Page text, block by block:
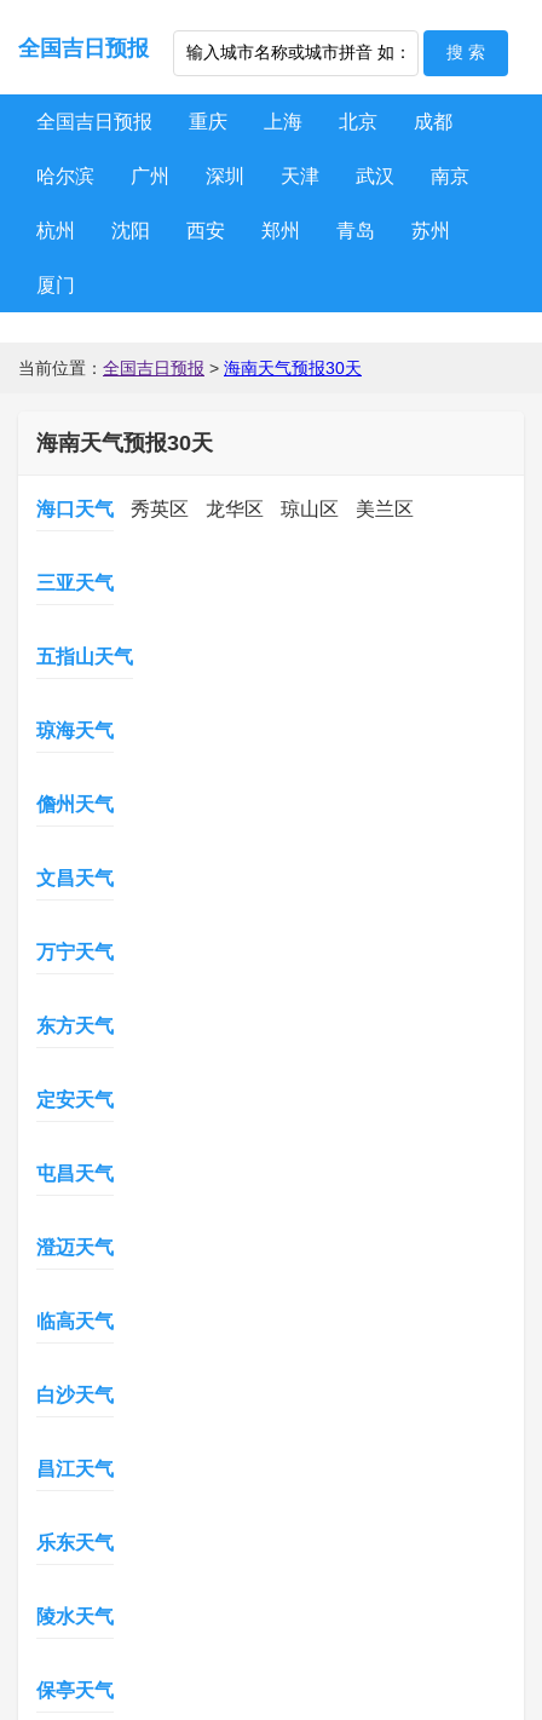
全国吉日预报
全国吉日预报 重庆 上海 北京 成都
哈尔滨 广州 深圳 天津 武汉 南京
杭州 沈阳 西安 郑州 青岛 苏州
厦门
当前位置： 全国吉日预报 > 海南天气预报30天
海南天气预报30天
海口天气 秀英区 龙华区 琼山区 美兰区
三亚天气
五指山天气
琼海天气
儋州天气
文昌天气
万宁天气
东方天气
定安天气
屯昌天气
澄迈天气
临高天气
白沙天气
昌江天气
乐东天气
陵水天气
保亭天气